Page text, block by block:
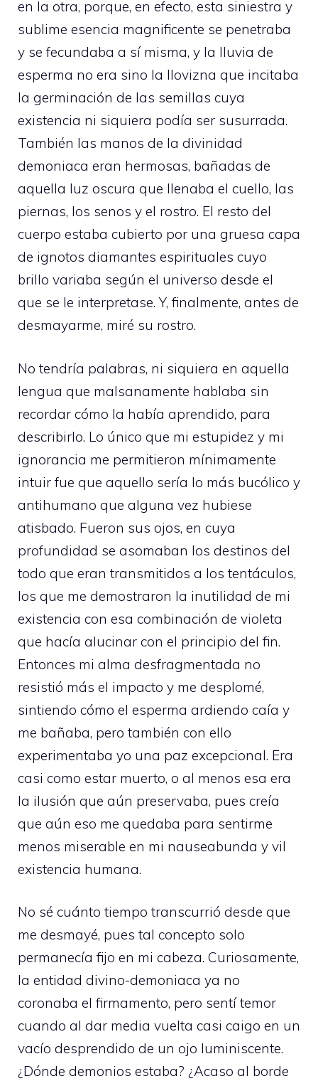
en la otra, porque, en efecto, esta siniestra y
sublime esencia magnificente se penetraba
y se fecundaba a sí misma, y la lluvia de
esperma no era sino la llovizna que incitaba
la germinación de las semillas cuya
existencia ni siquiera podía ser susurrada.
También las manos de la divinidad
demoniaca eran hermosas, bañadas de
aquella luz oscura que llenaba el cuello, las
piernas, los senos y el rostro. El resto del
cuerpo estaba cubierto por una gruesa capa
de ignotos diamantes espirituales cuyo
brillo variaba según el universo desde el
que se le interpretase. Y, finalmente, antes de
desmayarme, miré su rostro.
No tendría palabras, ni siquiera en aquella
lengua que malsanamente hablaba sin
recordar cómo la había aprendido, para
describirlo. Lo único que mi estupidez y mi
ignorancia me permitieron mínimamente
intuir fue que aquello sería lo más bucólico y
antihumano que alguna vez hubiese
atisbado. Fueron sus ojos, en cuya
profundidad se asomaban los destinos del
todo que eran transmitidos a los tentáculos,
los que me demostraron la inutilidad de mi
existencia con esa combinación de violeta
que hacía alucinar con el principio del fin.
Entonces mi alma desfragmentada no
resistió más el impacto y me desplomé,
sintiendo cómo el esperma ardiendo caía y
me bañaba, pero también con ello
experimentaba yo una paz excepcional. Era
casi como estar muerto, o al menos esa era
la ilusión que aún preservaba, pues creía
que aún eso me quedaba para sentirme
menos miserable en mi nauseabunda y vil
existencia humana.
No sé cuánto tiempo transcurrió desde que
me desmayé, pues tal concepto solo
permanecía fijo en mi cabeza. Curiosamente,
la entidad divino-demoniaca ya no
coronaba el firmamento, pero sentí temor
cuando al dar media vuelta casi caigo en un
vacío desprendido de un ojo luminiscente.
¿Dónde demonios estaba? ¿Acaso al borde